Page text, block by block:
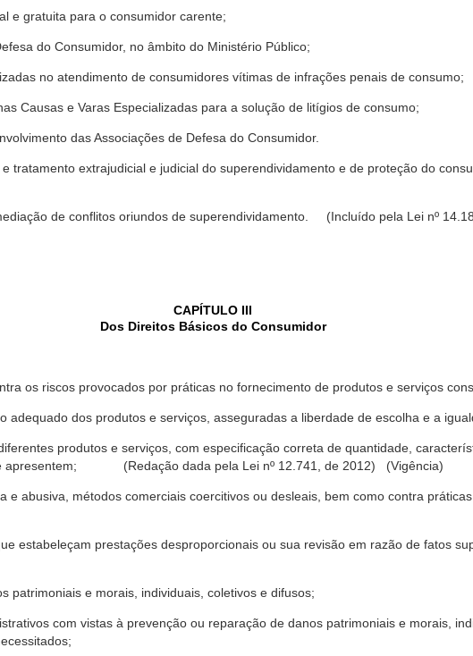
e gratuita para o consumidor carente;
do Consumidor, no âmbito do Ministério Público;
no atendimento de consumidores vítimas de infrações penais de consumo;
Causas e Varas Especializadas para a solução de litígios de consumo;
das Associações de Defesa do Consumidor.
e tratamento extrajudicial e judicial do superendividamento e de proteção do
de conflitos oriundos de superendividamento. (Incluído pela Lei nº
CAPÍTULO III
Dos Direitos Básicos do Consumidor
os riscos provocados por práticas no fornecimento de produtos e serviços
adequado dos produtos e serviços, asseguradas a liberdade de escolha e a
produtos e serviços, com especificação correta de quantidade,
apresentem; (Redação dada pela Lei nº 12.741, de 2012) (Vigência)
e abusiva, métodos comerciais coercitivos ou desleais, bem como contra
estabeleçam prestações desproporcionais ou sua revisão em razão de fatos
patrimoniais e morais, individuais, coletivos e difusos;
com vistas à prevenção ou reparação de danos patrimoniais e morais,